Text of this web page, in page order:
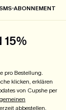
ABONNEMENT
15%
pro Bestellung.
klicken, erklären
von Cupshe per
abbestellen.